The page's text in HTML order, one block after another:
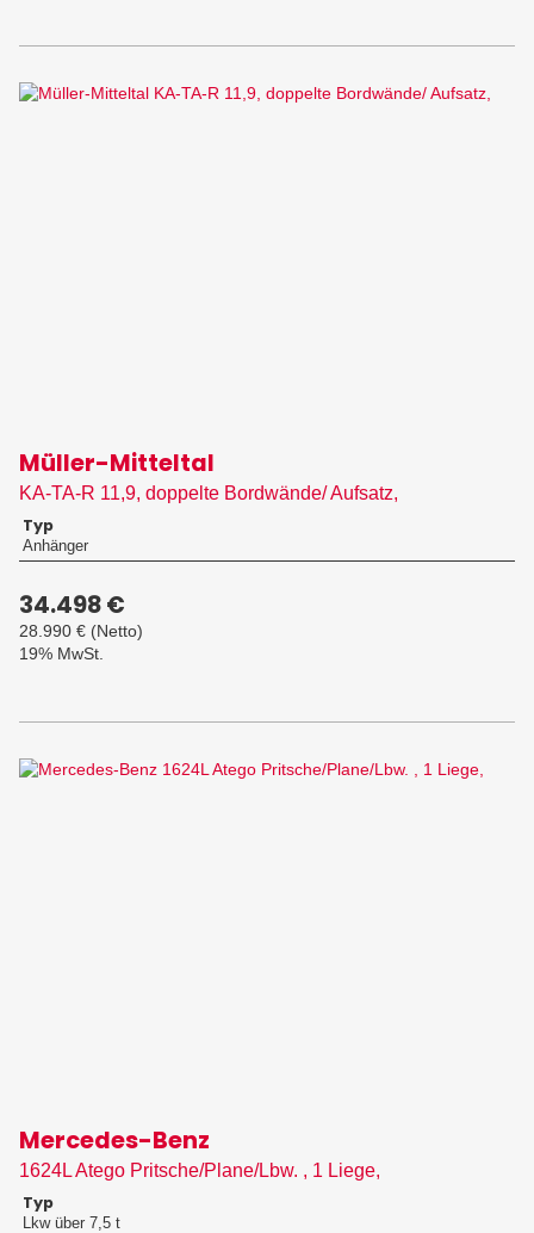
Müller-Mitteltal
KA-TA-R 11,9, doppelte Bordwände/ Aufsatz,
Typ
Anhänger
34.498 €
28.990 € (Netto)
19% MwSt.
Mercedes-Benz
1624L Atego Pritsche/Plane/Lbw. , 1 Liege,
Typ
Lkw über 7,5 t